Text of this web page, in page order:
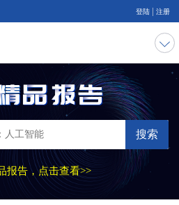
登陆 注册
搜索
报告，点击查看>>